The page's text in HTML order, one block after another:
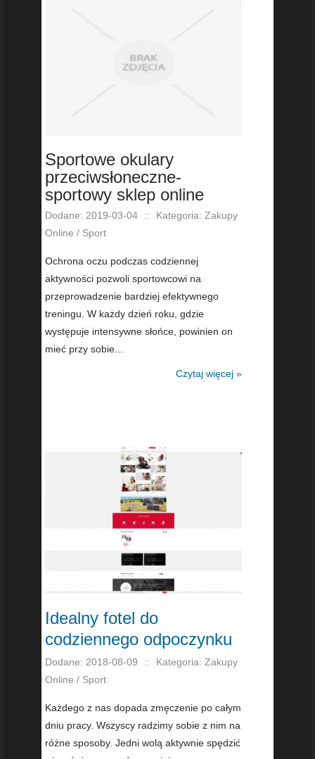
Sportowe okulary
przeciwsłoneczne-
sportowy sklep online
Dodane: 2019-03-04 ::
Kategoria: Zakupy
Online / Sport
Ochrona oczu podczas codziennej
aktywności pozwoli sportowcowi na
przeprowadzenie bardziej efektywnego
treningu. W każdy dzień roku, gdzie
występuje intensywne słońce, powinien on
mieć przy sobie...
Czytaj więcej »
Idealny fotel do
codziennego odpoczynku
Dodane: 2018-08-09 ::
Kategoria: Zakupy
Online / Sport
Każdego z nas dopada zmęczenie po całym
dniu pracy. Wszyscy radzimy sobie z nim na
różne sposoby. Jedni wolą aktywnie spędzić